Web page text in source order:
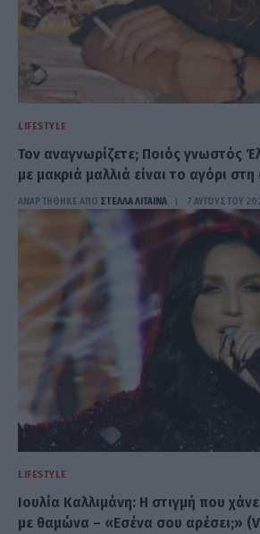
LIFESTYLE
Τον αναγνωρίζετε; Ποιός γνωστός
με μακριά μαλλιά είναι το αγόρι
ΑΝΑΡΤΗΘΗΚΕ ΑΠΟ ΣΤΈΛΛΑ ΛΊΤΑΙΝΑ 7 ΑΥΓΟΎΣΤΟΥ
LIFESTYLE
Ιουλία Καλλιμάνη: Η στιγμή που
με θαμώνα – «Εσένα σου αρέσει;»